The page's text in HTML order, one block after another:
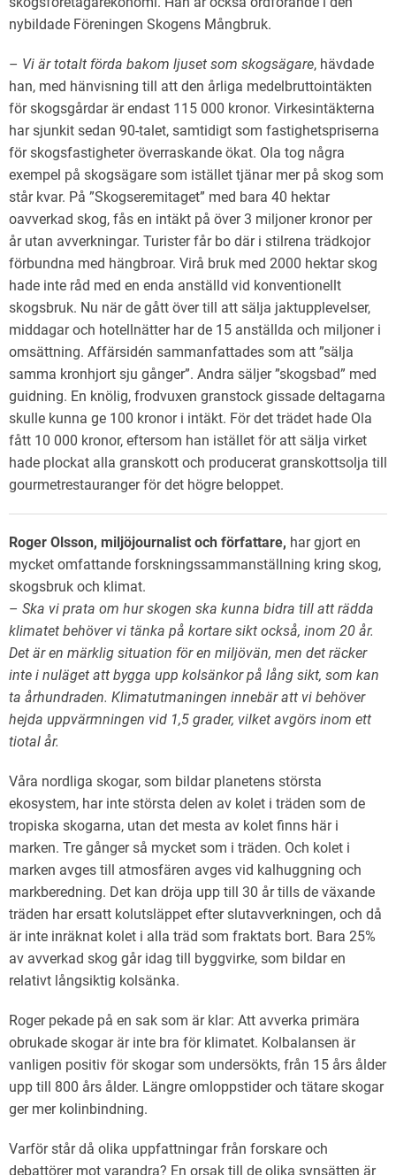
nybildade Föreningen Skogens Mångbruk.
– Vi är totalt förda bakom ljuset som skogsägare, hävdade
han, med hänvisning till att den årliga medelbruttointäkten
för skogsgårdar är endast 115 000 kronor. Virkesintäkterna
har sjunkit sedan 90-talet, samtidigt som fastighetspriserna
för skogsfastigheter överraskande ökat. Ola tog några
exempel på skogsägare som istället tjänar mer på skog som
står kvar. På ”Skogseremitaget” med bara 40 hektar
oavverkad skog, fås en intäkt på över 3 miljoner kronor per
år utan avverkningar. Turister får bo där i stilrena trädkojor
förbundna med hängbroar. Virå bruk med 2000 hektar skog
hade inte råd med en enda anställd vid konventionellt
skogsbruk. Nu när de gått över till att sälja jaktupplevelser,
middagar och hotellnätter har de 15 anställda och miljoner i
omsättning. Affärsidén sammanfattades som att ”sälja
samma kronhjort sju gånger”. Andra säljer ”skogsbad” med
guidning. En knölig, frodvuxen granstock gissade deltagarna
skulle kunna ge 100 kronor i intäkt. För det trädet hade Ola
fått 10 000 kronor, eftersom han istället för att sälja virket
hade plockat alla granskott och producerat granskottsolja till
gourmetrestauranger för det högre beloppet.
Roger Olsson, miljöjournalist och författare, har gjort en
mycket omfattande forskningssammanställning kring skog,
skogsbruk och klimat.
– Ska vi prata om hur skogen ska kunna bidra till att rädda
klimatet behöver vi tänka på kortare sikt också, inom 20 år.
Det är en märklig situation för en miljövän, men det räcker
inte i nuläget att bygga upp kolsänkor på lång sikt, som kan
ta århundraden. Klimatutmaningen innebär att vi behöver
hejda uppvärmningen vid 1,5 grader, vilket avgörs inom ett
tiotal år.
Våra nordliga skogar, som bildar planetens största
ekosystem, har inte största delen av kolet i träden som de
tropiska skogarna, utan det mesta av kolet finns här i
marken. Tre gånger så mycket som i träden. Och kolet i
marken avges till atmosfären avges vid kalhuggning och
markberedning. Det kan dröja upp till 30 år tills de växande
träden har ersatt kolutsläppet efter slutavverkningen, och då
är inte inräknat kolet i alla träd som fraktats bort. Bara 25%
av avverkad skog går idag till byggvirke, som bildar en
relativt långsiktig kolsänka.
Roger pekade på en sak som är klar: Att avverka primära
obrukade skogar är inte bra för klimatet. Kolbalansen är
vanligen positiv för skogar som undersökts, från 15 års ålder
upp till 800 års ålder. Längre omloppstider och tätare skogar
ger mer kolinbindning.
Varför står då olika uppfattningar från forskare och
debattörer mot varandra? En orsak till de olika synsätten är